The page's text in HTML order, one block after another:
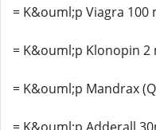
= K&ouml;p Viagra 100
= K&ouml;p Klonopin
= K&ouml;p Mandrax